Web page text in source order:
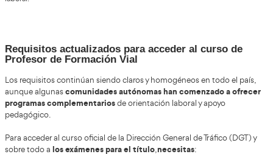
y mayor uso de herramientas digitales.
• Crece el peso de la FP y los certificados profesionales
de acceso y como forma de profesionalizar más el sector.
• Las autoescuelas se están adaptando a:
o Plataformas online para la teórica.
o Simuladores de conducción.
o Contenidos de movilidad sostenible y nuevas formas de